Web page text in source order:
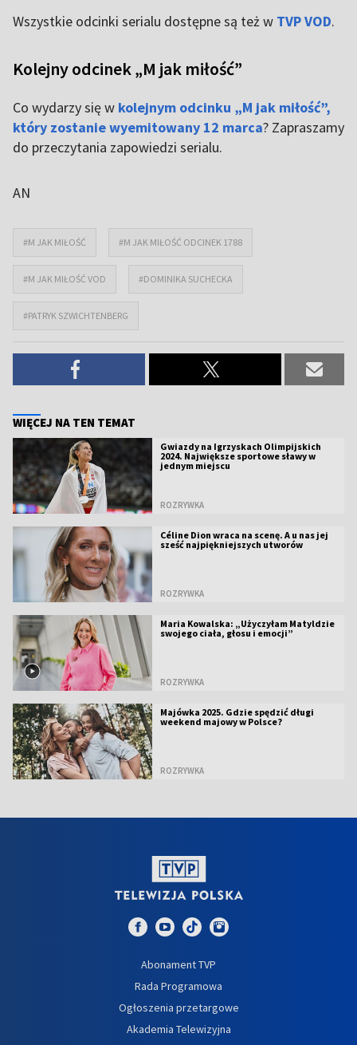
Wszystkie odcinki serialu dostępne są też w TVP VOD.
Kolejny odcinek „M jak miłość”
Co wydarzy się w kolejnym odcinku „M jak miłość”,
który zostanie wyemitowany 12 marca? Zapraszamy
do przeczytania zapowiedzi serialu.
AN
#M JAK MIŁOŚĆ #M JAK MIŁOŚĆ ODCINEK 1788
#M JAK MIŁOŚĆ VOD #DOMINIKA SUCHECKA
#PATRYK SZWICHTENBERG
WIĘCEJ NA TEN TEMAT
Gwiazdy na Igrzyskach Olimpijskich
2024. Największe sportowe sławy w
jednym miejscu
ROZRYWKA
Céline Dion wraca na scenę. A u nas jej
sześć najpiękniejszych utworów
ROZRYWKA
Maria Kowalska: „Użyczyłam Matyldzie
swojego ciała, głosu i emocji”
ROZRYWKA
Majówka 2025. Gdzie spędzić długi
weekend majowy w Polsce?
ROZRYWKA
Abonament TVP
Rada Programowa
Ogłoszenia przetargowe
Akademia Telewizyjna